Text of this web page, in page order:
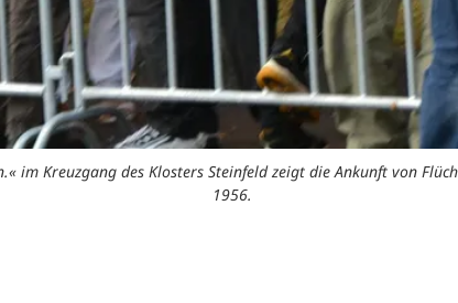
im Kreuzgang des Klosters Steinfeld zeigt die Ankunft von
1956.